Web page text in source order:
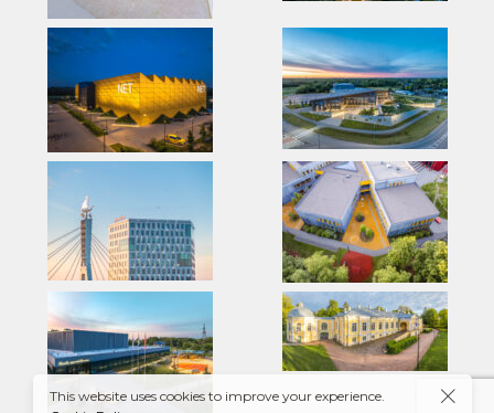
This website uses cookies to improve your experience.